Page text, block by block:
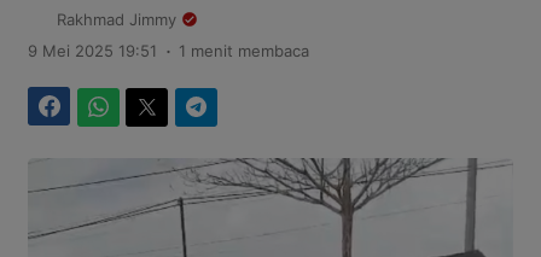
Rakhmad Jimmy
9 Mei 2025 19:51
. 1 menit membaca